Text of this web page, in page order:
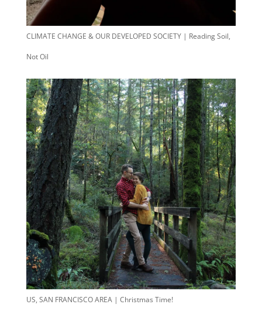
CLIMATE CHANGE & OUR DEVELOPED SOCIETY | Reading Soil,
Not Oil
US, SAN FRANCISCO AREA | Christmas Time!